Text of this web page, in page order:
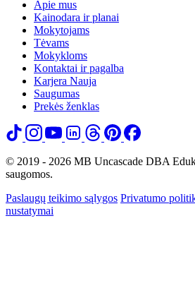
Apie mus
Kainodara ir planai
Mokytojams
Tėvams
Mokykloms
Kontaktai ir pagalba
Karjera Nauja
Saugumas
Prekės ženklas
© 2019 - 2026 MB Uncascade DBA
saugomos.
Paslaugų teikimo sąlygos Privatumo
nustatymai